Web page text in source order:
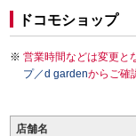
ドコモショップ
営業時間などは変更と
プ／d gardenからご確
店舗名